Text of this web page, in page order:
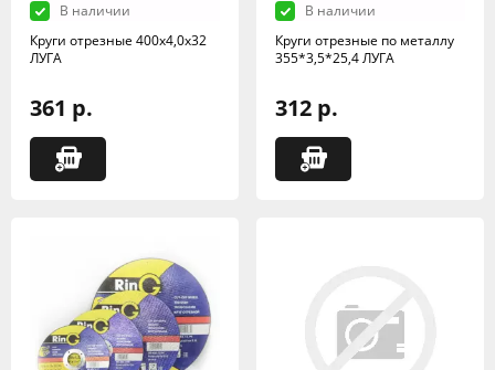
В наличии
Круги отрезные 400х4,0х32
ЛУГА
361 р.
В наличии
Круги отрезные по металлу
355*3,5*25,4 ЛУГА
312 р.